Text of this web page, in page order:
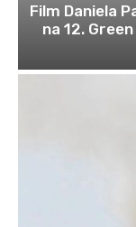
Film Daniela
na 12.